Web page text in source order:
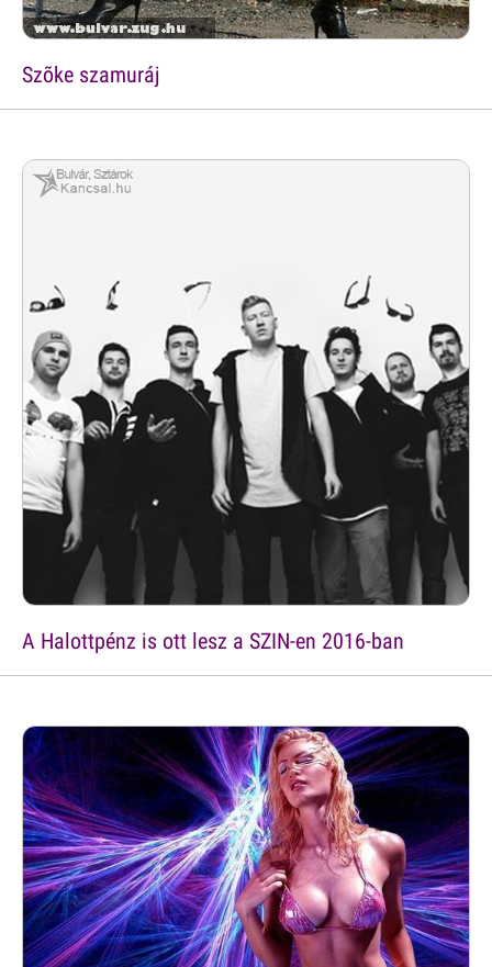
Szõke szamuráj
A Halottpénz is ott lesz a SZIN-en 2016-ban